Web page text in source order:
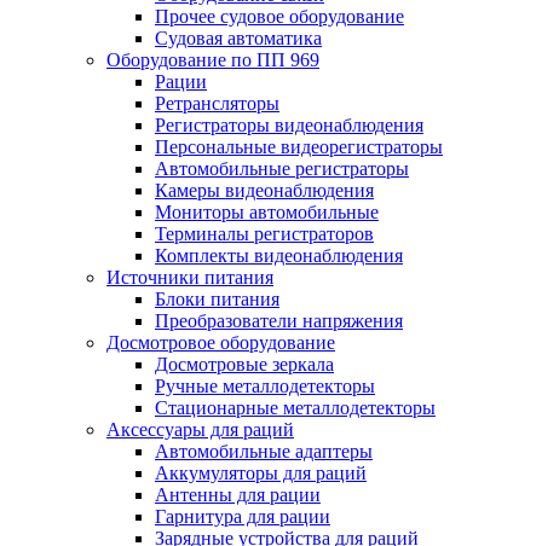
Прочее судовое оборудование
Судовая автоматика
Оборудование по ПП 969
Рации
Ретрансляторы
Регистраторы видеонаблюдения
Персональные видеорегистраторы
Автомобильные регистраторы
Камеры видеонаблюдения
Мониторы автомобильные
Терминалы регистраторов
Комплекты видеонаблюдения
Источники питания
Блоки питания
Преобразователи напряжения
Досмотровое оборудование
Досмотровые зеркала
Ручные металлодетекторы
Стационарные металлодетекторы
Аксессуары для раций
Автомобильные адаптеры
Аккумуляторы для раций
Антенны для рации
Гарнитура для рации
Зарядные устройства для раций